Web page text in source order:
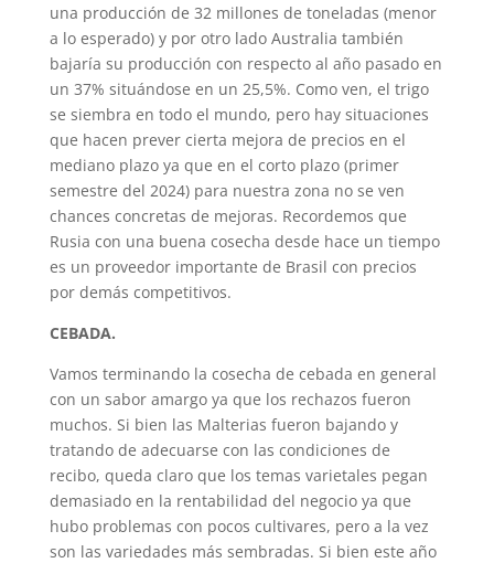
una producción de 32 millones de toneladas (menor
a lo esperado) y por otro lado Australia también
bajaría su producción con respecto al año pasado en
un 37% situándose en un 25,5%. Como ven, el trigo
se siembra en todo el mundo, pero hay situaciones
que hacen prever cierta mejora de precios en el
mediano plazo ya que en el corto plazo (primer
semestre del 2024) para nuestra zona no se ven
chances concretas de mejoras. Recordemos que
Rusia con una buena cosecha desde hace un tiempo
es un proveedor importante de Brasil con precios
por demás competitivos.
CEBADA.
Vamos terminando la cosecha de cebada en general
con un sabor amargo ya que los rechazos fueron
muchos. Si bien las Malterias fueron bajando y
tratando de adecuarse con las condiciones de
recibo, queda claro que los temas varietales pegan
demasiado en la rentabilidad del negocio ya que
hubo problemas con pocos cultivares, pero a la vez
son las variedades más sembradas. Si bien este año